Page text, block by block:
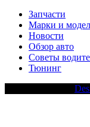
Запчасти
Марки и
Новости
Обзор авто
Советы
Тюнинг